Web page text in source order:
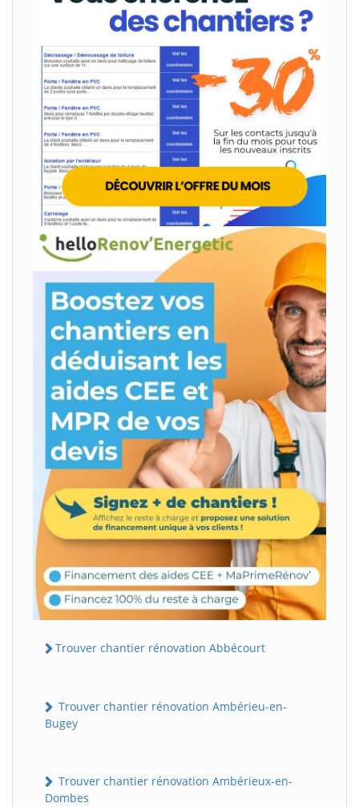
Trouver chantier rénovation Abbécourt
Trouver chantier rénovation Ambérieu-en-
Bugey
Trouver chantier rénovation Ambérieux-en-
Dombes